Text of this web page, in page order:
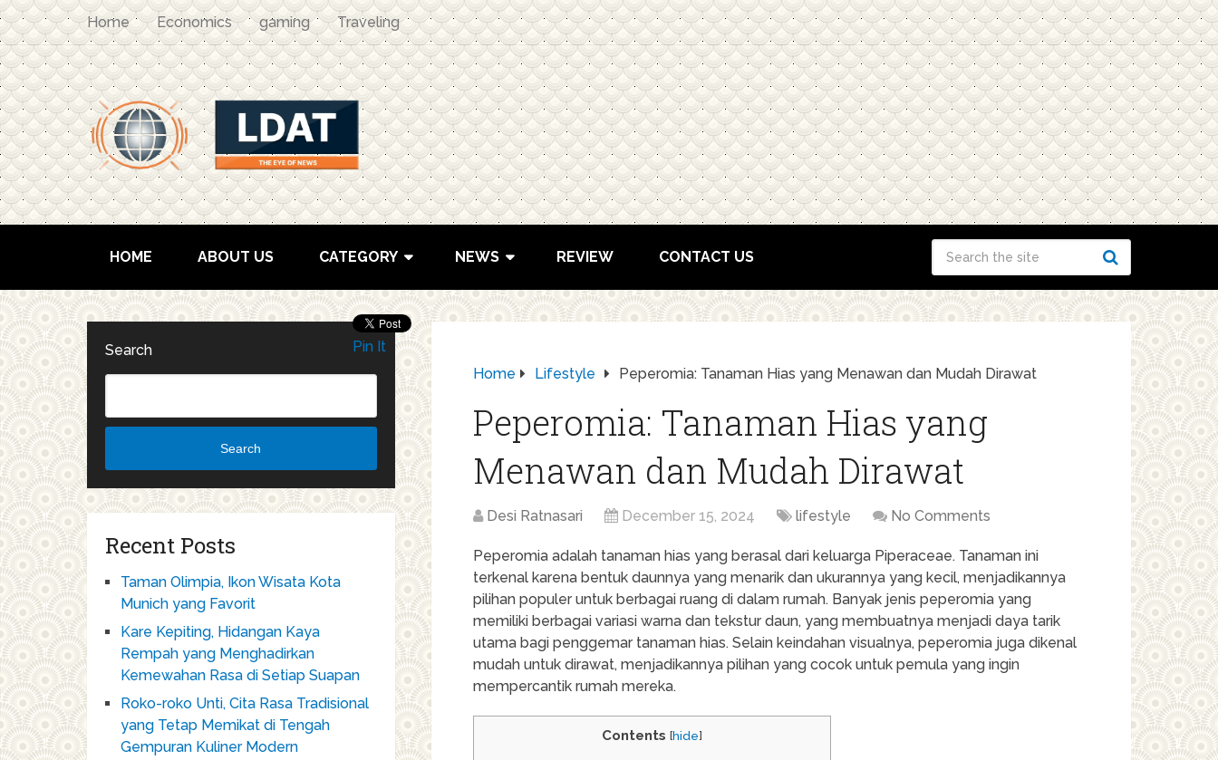
Home Economics gaming Traveling
HOME ABOUT US CATEGORY NEWS REVIEW CONTACT US
Home Lifestyle Peperomia: Tanaman Hias yang Menawan dan Mudah Dirawat
Peperomia: Tanaman Hias yang
Menawan dan Mudah Dirawat
Desi Ratnasari December 15, 2024 lifestyle No Comments
Peperomia adalah tanaman hias yang berasal dari keluarga Piperaceae. Tanaman ini
terkenal karena bentuk daunnya yang menarik dan ukurannya yang kecil, menjadikannya
pilihan populer untuk berbagai ruang di dalam rumah. Banyak jenis peperomia yang
memiliki berbagai variasi warna dan tekstur daun, yang membuatnya menjadi daya tarik
utama bagi penggemar tanaman hias. Selain keindahan visualnya, peperomia juga dikenal
mudah untuk dirawat, menjadikannya pilihan yang cocok untuk pemula yang ingin
mempercantik rumah mereka.
Contents [hide]
Pin It
Search
Search
Recent Posts
Taman Olimpia, Ikon Wisata Kota
Munich yang Favorit
Kare Kepiting, Hidangan Kaya
Rempah yang Menghadirkan
Kemewahan Rasa di Setiap Suapan
Roko-roko Unti, Cita Rasa Tradisional
yang Tetap Memikat di Tengah
Gempuran Kuliner Modern